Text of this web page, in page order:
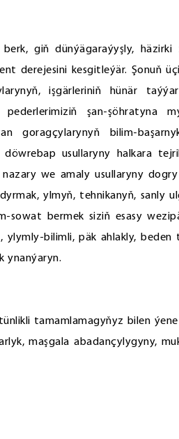
giň dünýägaraýyşly, häzirki
derejesini kesgitleýär. Şonuň
işgärleriniň hünär
şan-şöhratyna
goragçylarynyň bilim-
usullaryny halkara
we amaly usullaryny
ylmyň, tehnikanyň, sanly
sowat bermek siziň esasy
bilimli, päk ahlakly, beden
ynanýaryn.
tamamlamagyňyz bilen
maşgala abadançylygyny,